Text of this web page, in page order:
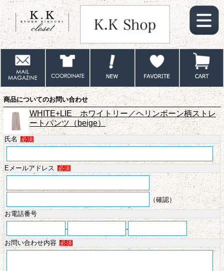
商品についてのお問い合わせ
WHITE+LIE ホワイトリー／ヘリンボーン柄ストレ
ートパンツ（beige）
氏名 必須
Eメールアドレス 必須
（確認）
お電話番号
-
-
お問い合わせ内容
必須